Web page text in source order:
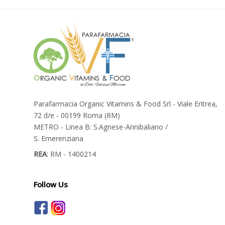
Parafarmacia Organic Vitamins & Food Srl - Viale Eritrea,
72 d/e - 00199 Roma (RM)
METRO - Linea B: S.Agnese-Annibaliano /
S. Emerenziana
REA: RM - 1400214
Follow Us